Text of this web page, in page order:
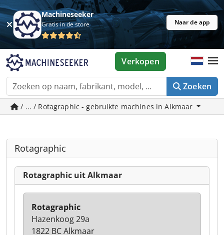
Machineseeker
Gratis in de store Naar de app
Zoeken
Verkopen
/ ... / Rotagraphic - gebruikte machines in Alkmaar
Rotagraphic
Rotagraphic uit Alkmaar
Rotagraphic
Hazenkoog 29a
1822 BC Alkmaar